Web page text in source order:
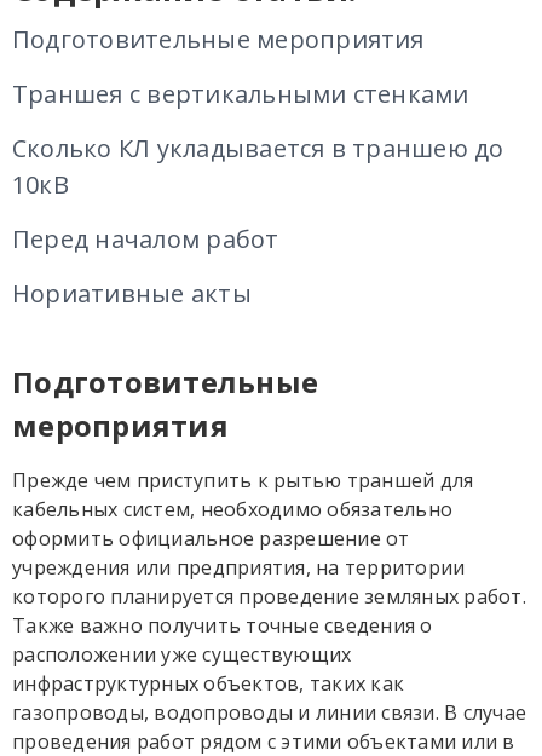
Подготовительные мероприятия
Траншея с вертикальными стенками
Сколько КЛ укладывается в траншею до
10кВ
Перед началом работ
Нориативные акты
Подготовительные
мероприятия
Прежде чем приступить к рытью траншей для
кабельных систем, необходимо обязательно
оформить официальное разрешение от
учреждения или предприятия, на территории
которого планируется проведение земляных работ.
Также важно получить точные сведения о
расположении уже существующих
инфраструктурных объектов, таких как
газопроводы, водопроводы и линии связи. В случае
проведения работ рядом с этими объектами или в